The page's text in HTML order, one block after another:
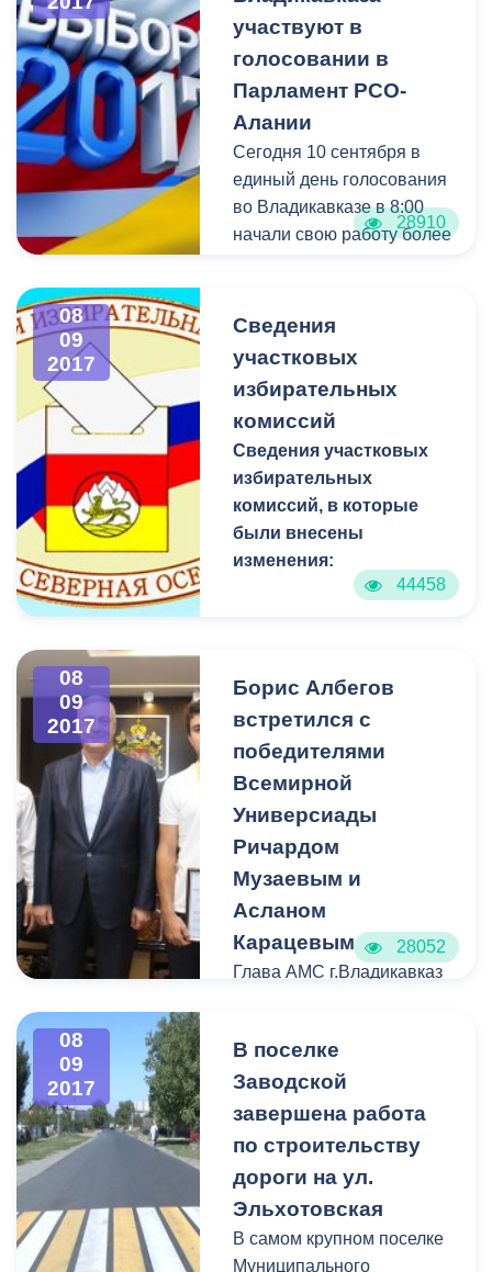
участвуют в
голосовании в
Парламент РСО-
Алании
Сегодня 10 сентября в
единый день голосования
во Владикавказе в 8:00
начали свою работу более
28910
08
09
2017
Сведения
участковых
избирательных
комиссий
Сведения участковых
избирательных
комиссий, в которые
были внесены
изменения:
44458
08
09
2017
Борис Албегов
встретился с
победителями
Всемирной
Универсиады
Ричардом
Музаевым и
Асланом
Карацевым
Глава АМС г.Владикавказ
Всемирной Универсиады
в Тайбэе среди
теннисистов в парном
Карацевым. Именно они
на студенческих играх
принесли золотую медаль
28052
08
09
2017
В поселке
Заводской
завершена работа
по строительству
дороги на ул.
Эльхотовская
В самом крупном поселке
Муниципального